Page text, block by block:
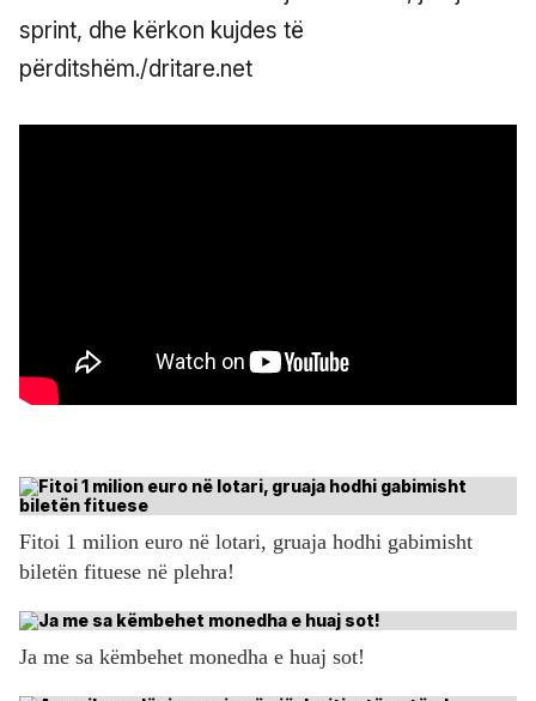
sprint, dhe kërkon kujdes të
përditshëm./dritare.net
Fitoi 1 milion euro në lotari, gruaja hodhi gabimisht
biletën fituese në plehra!
Ja me sa këmbehet monedha e huaj sot!